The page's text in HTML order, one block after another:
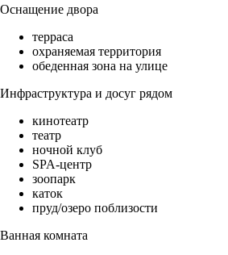
Оснащение двора
терраса
охраняемая территория
обеденная зона на улице
Инфраструктура и досуг рядом
кинотеатр
театр
ночной клуб
SPA-центр
зоопарк
каток
пруд/озеро поблизости
Ванная комната